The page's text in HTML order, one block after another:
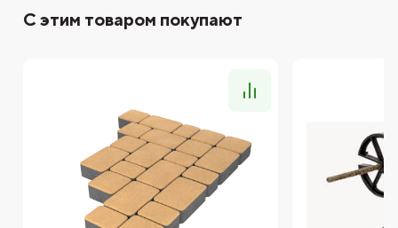
С этим товаром покупают